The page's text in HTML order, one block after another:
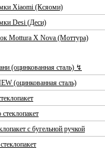
Xiaomi (Ксяоми)
Desi (Деси)
Mottura X Nova (Моттура)
(оцинкованная сталь) ↯
(оцинкованная сталь)
с бугельной ручкой